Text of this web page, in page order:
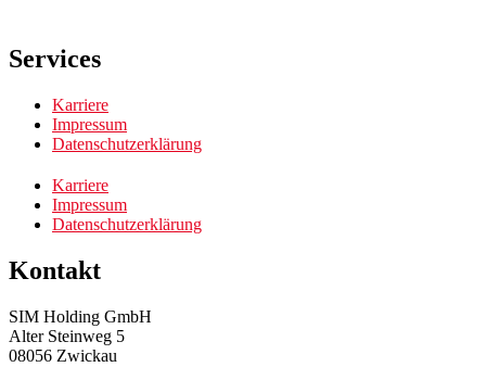
Services
Karriere
Impressum
Datenschutzerklärung
Karriere
Impressum
Datenschutzerklärung
Kontakt
SIM Holding GmbH
Alter Steinweg 5
08056 Zwickau